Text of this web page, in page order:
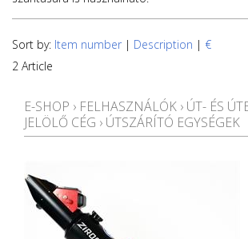
Sort by: Item number | Description | €
2 Article
E-SHOP › FELHASZNÁLÓK › ÚT- ÉS
JELÖLŐ CÉG › ÚTSZÁRÍTÓ EGYSÉGEK